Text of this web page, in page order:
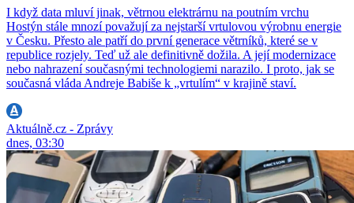
I když data mluví jinak, větrnou elektrárnu na poutním vrchu
Hostýn stále mnozí považují za nejstarší vrtulovou výrobnu energie
v Česku. Přesto ale patří do první generace větrníků, které se v
republice rozjely. Teď už ale definitivně dožila. A její modernizace
nebo nahrazení současnými technologiemi narazilo. I proto, jak se
současná vláda Andreje Babiše k „vrtulím“ v krajině staví.
Aktuálně.cz - Zprávy
dnes, 03:30